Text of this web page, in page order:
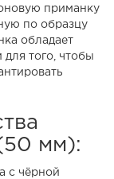
приманку
по образцу
обладает
того, чтобы
мм):
с чёрной